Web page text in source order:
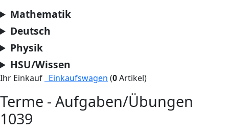
Mathematik
Deutsch
Physik
HSU/Wissen
Ihr Einkauf Einkaufswagen (0Artikel)
Terme - Aufgaben/Übungen
1039